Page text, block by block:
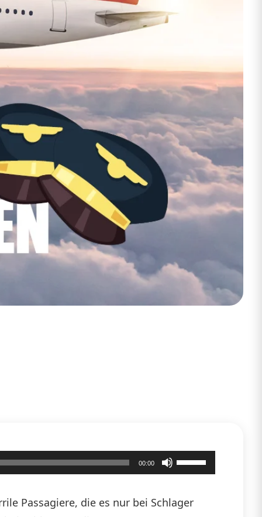
00:00
Pfeiltasten
Passagiere, die es nur bei Schlager